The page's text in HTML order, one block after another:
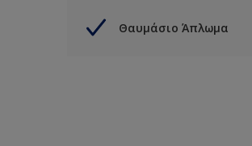
Θαυμάσιο Άπλωμα